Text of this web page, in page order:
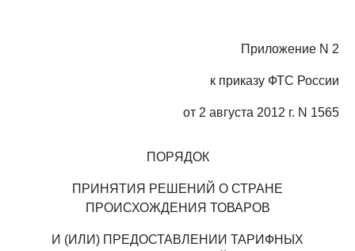
Приложение N 2
к приказу ФТС России
от 2 августа 2012 г. N 1565
ПОРЯДОК
ПРИНЯТИЯ РЕШЕНИЙ О СТРАНЕ
ПРОИСХОЖДЕНИЯ ТОВАРОВ
И (ИЛИ) ПРЕДОСТАВЛЕНИИ ТАРИФНЫХ